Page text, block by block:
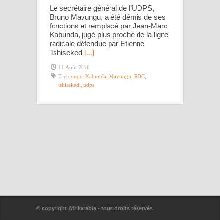
Le secrétaire général de l’UDPS,
Bruno Mavungu, a été démis de ses
fonctions et remplacé par Jean-Marc
Kabunda, jugé plus proche de la ligne
radicale défendue par Etienne
Tshiseked [...]
11 Août 2016
Tag congo Kabunda Mavungu RDC
tshisekedi udps
© copyright Afrikarabia - tous droits réservés